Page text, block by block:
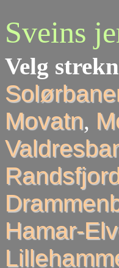
Sveins
Velg
Movatn,
Hamar-